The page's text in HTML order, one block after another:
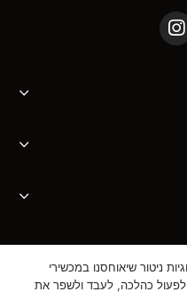
|עיצוב בנייה וקידום
ניטור שיאוחסנו במכשירי
כהלכה, לעבד ולשפר את